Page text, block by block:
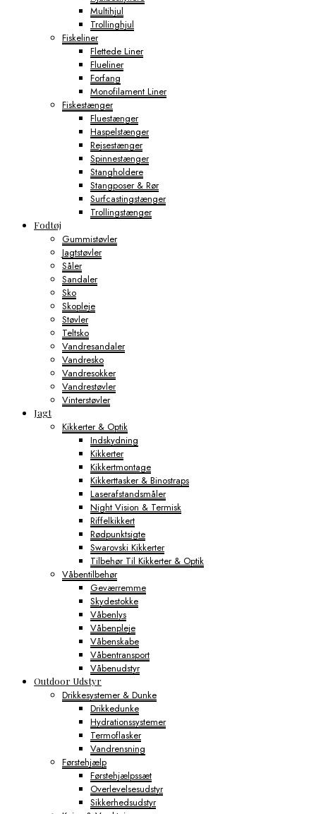
Multihjul
Trollinghjul
Fiskeliner
Flettede Liner
Flueliner
Forfang
Monofilament Liner
Fiskestænger
Fluestænger
Haspelstænger
Rejsestænger
Spinnestænger
Stangholdere
Stangposer & Rør
Surfcastingstænger
Trollingstænger
Fodtøj
Gummistøvler
Jagtstøvler
Såler
Sandaler
Sko
Skopleje
Støvler
Teltsko
Vandresandaler
Vandresko
Vandresokker
Vandrestøvler
Vinterstøvler
Jagt
Kikkerter & Optik
Indskydning
Kikkerter
Kikkertmontage
Kikkerttasker & Binostraps
Laserafstandsmåler
Night Vision & Termisk
Riffelkikkert
Rødpunktsigte
Swarovski Kikkerter
Tilbehør Til Kikkerter & Optik
Våbentilbehør
Geværremme
Skydestokke
Våbenlys
Våbenpleje
Våbenskabe
Våbentransport
Våbenudstyr
Outdoor Udstyr
Drikkesystemer & Dunke
Drikkedunke
Hydrationssystemer
Termoflasker
Vandrensning
Førstehjælp
Førstehjælpssæt
Overlevelsesudstyr
Sikkerhedsudstyr